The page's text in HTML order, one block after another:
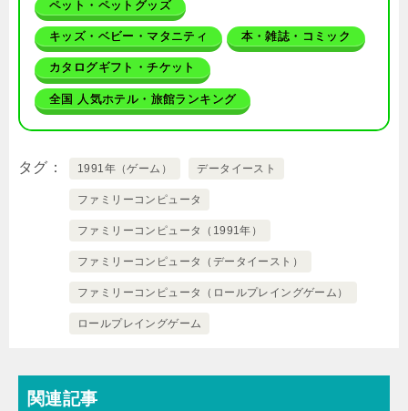
ペット・ペットグッズ
キッズ・ベビー・マタニティ 本・雑誌・コミック
カタログギフト・チケット
全国 人気ホテル・旅館ランキング
タグ 1991年（ゲーム） データイースト
ファミリーコンピュータ
ファミリーコンピュータ（1991年）
ファミリーコンピュータ（データイースト）
ファミリーコンピュータ（ロールプレイングゲーム）
ロールプレイングゲーム
関連記事